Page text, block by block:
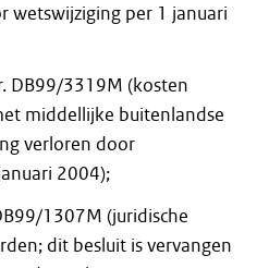
wetswijziging per 1 januari
DB99/3319M (kosten
middellijke buitenlandse
verloren door
2004);
1307M (juridische
dit besluit is vervangen